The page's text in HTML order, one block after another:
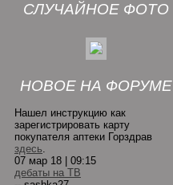
СЛУЧАЙНОЕ ФОТО
НОВОЕ НА ФОРУМЕ
Нашел инструкцию как
зарегистрировать карту
покупателя аптеки Горздрав
здесь.
07 мар 18 | 09:15
дебаты на ТВ